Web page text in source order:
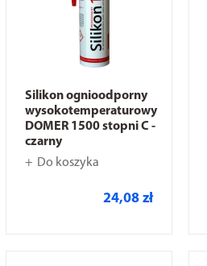
Silikon ognioodporny
wysokotemperaturowy
DOMER 1500 stopni C -
czarny
Do koszyka
24,08 zł